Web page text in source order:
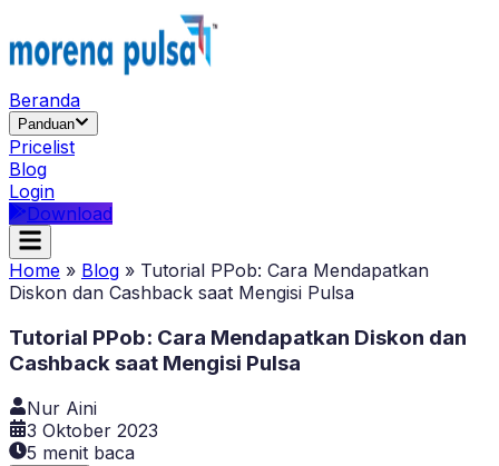
Beranda
Panduan
Pricelist
Blog
Login
Download
Home » Blog » Tutorial PPob: Cara Mendapatkan
Diskon dan Cashback saat Mengisi Pulsa
Tutorial PPob: Cara Mendapatkan Diskon dan
Cashback saat Mengisi Pulsa
Nur Aini
3 Oktober 2023
5 menit baca